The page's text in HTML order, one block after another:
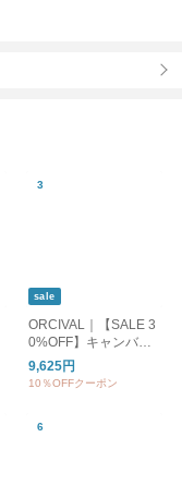
sale
ORCIVAL｜【SALE 3
0%OFF】キャンバス
トートバッグM or-h02
84kwc
9,625円
10％OFFクーポン